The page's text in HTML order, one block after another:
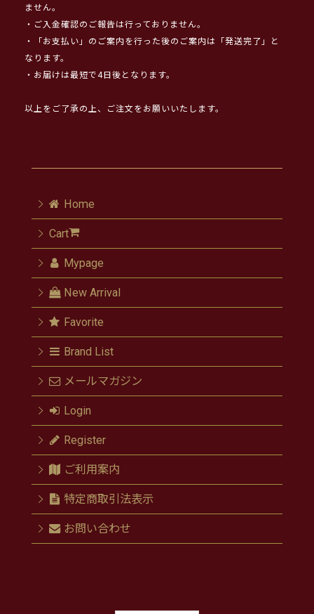
ません。
・ご入金確認のご報告は行っておりません。
・「お支払い」のご案内を行った後のご案内は「発送完了」と
なります。
・お届けは最短で4日後となります。
以上をご了承の上、ご注文をお願いいたします。
Home
Cart
Mypage
New Arrival
Favorite
Brand List
メールマガジン
Login
Register
ご利用案内
特定商取引法表示
お問い合わせ